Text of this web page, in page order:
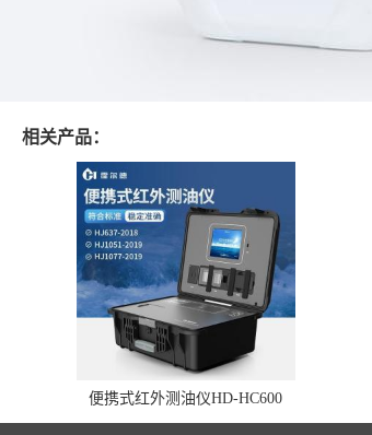
相关产品：
便携式红外测油仪HD-HC600